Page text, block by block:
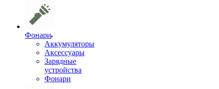
Фонари
Аккумуляторы
Аксессуары
Зарядные
устройства
Фонари